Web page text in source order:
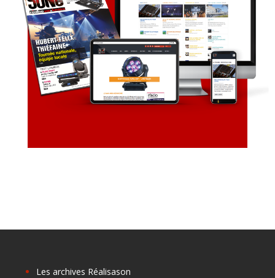
Les archives Réalisason